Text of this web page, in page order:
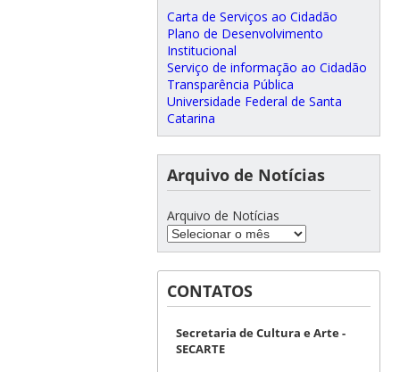
Carta de Serviços ao Cidadão
Plano de Desenvolvimento
Institucional
Serviço de informação ao Cidadão
Transparência Pública
Universidade Federal de Santa
Catarina
Arquivo de Notícias
Arquivo de Notícias
CONTATOS
Secretaria de Cultura e Arte -
SECARTE